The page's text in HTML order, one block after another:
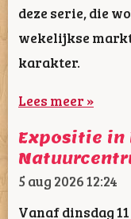
deze serie, die
wekelijkse
karakter.
Lees meer »
Expositie in
5 aug 202612:24
Vanaf dinsdag